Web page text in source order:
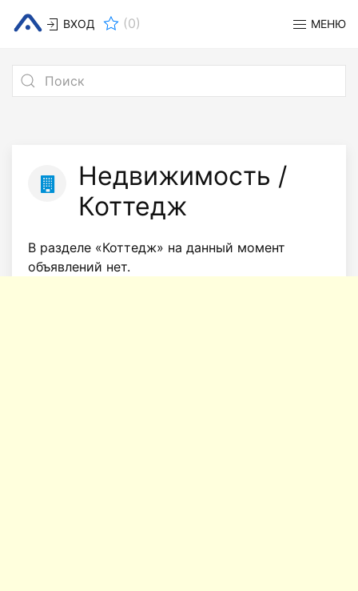
ВХОД (0) МЕНЮ
Недвижимость /
Коттедж
В разделе «Коттедж» на данный момент
объявлений нет.